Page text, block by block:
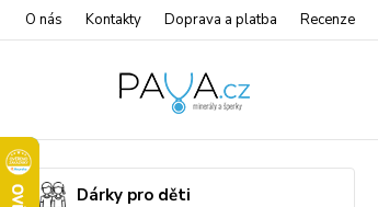
O nás Kontakty Doprava a platba Recenze
Dárky pro děti